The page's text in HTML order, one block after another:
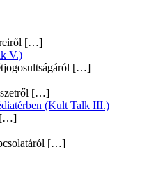
[…]
V.)
[…]
[…]
(Kult Talk III.)
[…]
[…]